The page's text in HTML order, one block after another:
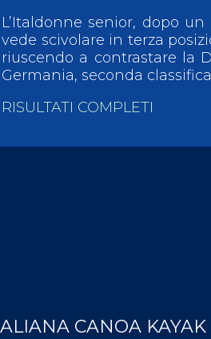
L’Italdonne senior, dopo
vede scivolare in terza
riuscendo a contrastare la
Germania, seconda
RISULTATI COMPLETI
CANOA KAYAK